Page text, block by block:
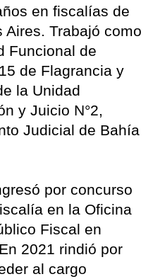
en fiscalías de
Aires. Trabajó como
Funcional de
de Flagrancia y
la Unidad
y Juicio N°2,
Judicial de Bahía
por concurso
en la Oficina
Fiscal en
2021 rindió por
al cargo